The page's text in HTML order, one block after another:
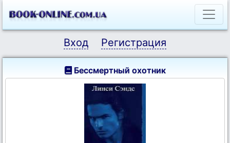
Вход Регистрация
Бессмертный охотник